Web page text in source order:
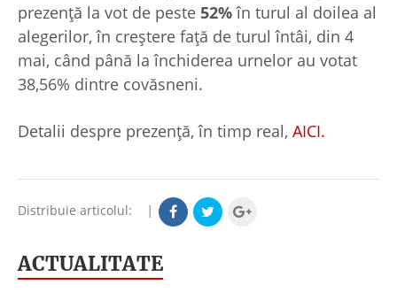
prezență la vot de peste 52%în turul al doilea al
alegerilor, în creștere față de turul întâi, din 4
mai, când până la închiderea urnelor au votat
38,56% dintre covăsneni.
Detalii despre prezență, în timp real, AICI.
Distribuie articolul: |
ACTUALITATE